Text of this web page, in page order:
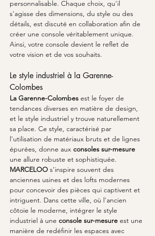
personnalisable. Chaque choix, qu'il
s'agisse des dimensions, du style ou des
détails, est discuté en collaboration afin de
créer une console véritablement unique.
Ainsi, votre console devient le reflet de
votre vision et de vos souhaits.
Le style industriel à la Garenne-
Colombes
La Garenne-Colombes est le foyer de
tendances diverses en matière de design,
et le style industriel y trouve naturellement
sa place. Ce style, caractérisé par
l'utilisation de matériaux bruts et de lignes
épurées, donne aux consoles sur-mesure
une allure robuste et sophistiquée.
MARCELOO s'inspire souvent des
anciennes usines et des lofts modernes
pour concevoir des pièces qui captivent et
intriguent. Dans cette ville, où l'ancien
côtoie le moderne, intégrer le style
industriel à une console sur-mesure est une
manière de redéfinir les espaces avec